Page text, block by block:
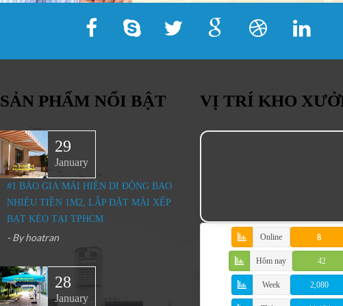
SẢN PHẨM NỔI BẬT
29
January
#1 BÁO GIÁ MÁI HIÊN DI ĐỘNG BAO
NHIÊU TIỀN 1M2, LẮP ĐẶT MÁI XẾP
BẠT KÉO TẠI TPHCM
- Byhoatran
28
January
VỊ TRÍ KHO
Online 8
Hôm nay 42
Week 2,080